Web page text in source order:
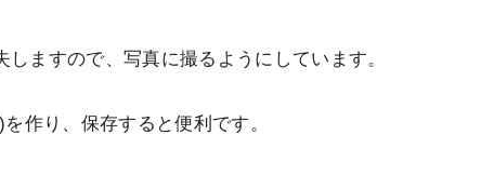
ますので、写真に撮るようにしています。
作り、保存すると便利です。